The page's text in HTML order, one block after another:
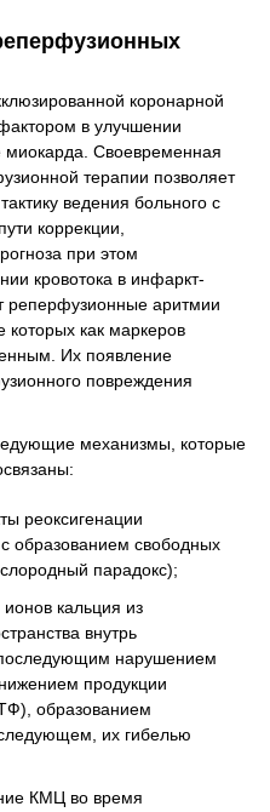
коронарной
в улучшении
миокарда. Своевременная
терапии позволяет
ведения больного с
коррекции,
при этом
кровотока в инфаркт-
реперфузионные аритмии
которых как маркеров
Их появление
повреждения
механизмы, которые
реоксигенации
образованием свободных
парадокс);
кальция из
внутрь
нарушением
продукции
образованием
их гибелью
КМЦ во время